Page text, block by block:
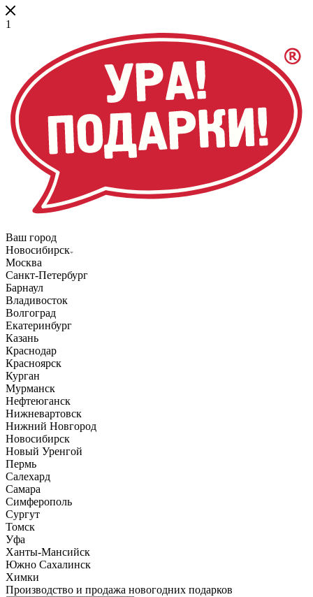
1
Ваш город
Новосибирск
Москва
Санкт-Петербург
Барнаул
Владивосток
Волгоград
Екатеринбург
Казань
Краснодар
Красноярск
Курган
Мурманск
Нефтеюганск
Нижневартовск
Нижний Новгород
Новосибирск
Новый Уренгой
Пермь
Салехард
Самара
Симферополь
Сургут
Томск
Уфа
Ханты-Мансийск
Южно Сахалинск
Химки
Производство и продажа новогодних подарков